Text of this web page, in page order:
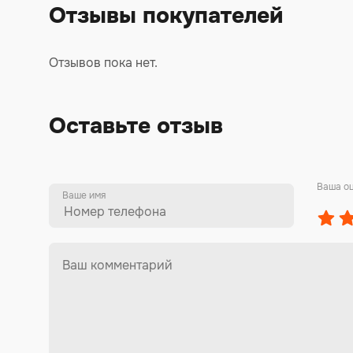
Отзывы покупателей
Отзывов пока нет.
Оставьте отзыв
Ваше имя
Ваша